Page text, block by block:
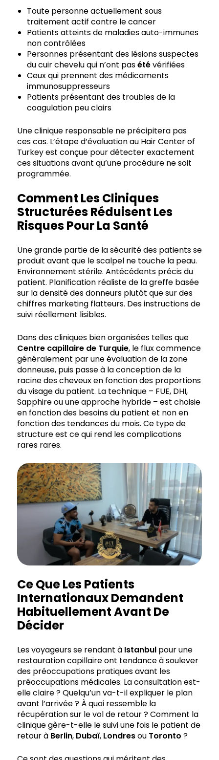
Toute personne actuellement sous
traitement actif contre le cancer
Patients atteints de maladies auto-immunes
non contrôlées
Personnes présentant des lésions suspectes
du cuir chevelu qui n’ont pasétévérifiées
Ceux qui prennent des médicaments
immunosuppresseurs
Patients présentant des troubles de la
coagulation peu clairs
Une clinique responsable ne précipitera pas
ces cas. L’étape d’évaluation au Hair Center of
Turkey est conçue pour détecter exactement
ces situations avant qu’une procédure ne soit
programmée.
Comment Les Cliniques
Structurées Réduisent Les
Risques Pour La Santé
Une grande partie de la sécurité des patients se
produit avant que le scalpel ne touche la peau.
Environnement stérile. Antécédents précis du
patient. Planification réaliste de la greffe basée
sur la densité des donneurs plutôt que sur des
chiffres marketing flatteurs. Des instructions de
suivi réellement lisibles.
Dans des cliniques bien organisées telles que
Centre capillaire de Turquie, le flux commence
généralement par une évaluation de la zone
donneuse, puis passe à la conception de la
racine des cheveux en fonction des proportions
du visage du patient. La technique – FUE, DHI,
Sapphire ou une approche hybride – est choisie
en fonction des besoins du patient et non en
fonction des tendances du mois. Ce type de
structure est ce qui rend les complications
rares rares.
Ce Que Les Patients
Internationaux Demandent
Habituellement Avant De
Décider
Les voyageurs se rendant à Istanbul pour une
restauration capillaire ont tendance à soulever
des préoccupations pratiques avant les
préoccupations médicales. La consultation est-
elle claire ? Quelqu’un va-t-il expliquer le plan
avant l’arrivée ? À quoi ressemble la
récupération sur le vol de retour ? Comment la
clinique gère-t-elle le suivi une fois le patient de
retour à Berlin, Dubaï, Londresou Toronto ?